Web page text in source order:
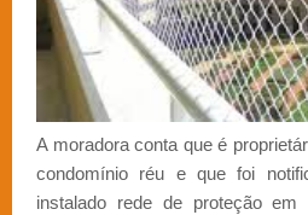
A moradora conta que é
condomínio réu e que foi
instalado rede de proteção em